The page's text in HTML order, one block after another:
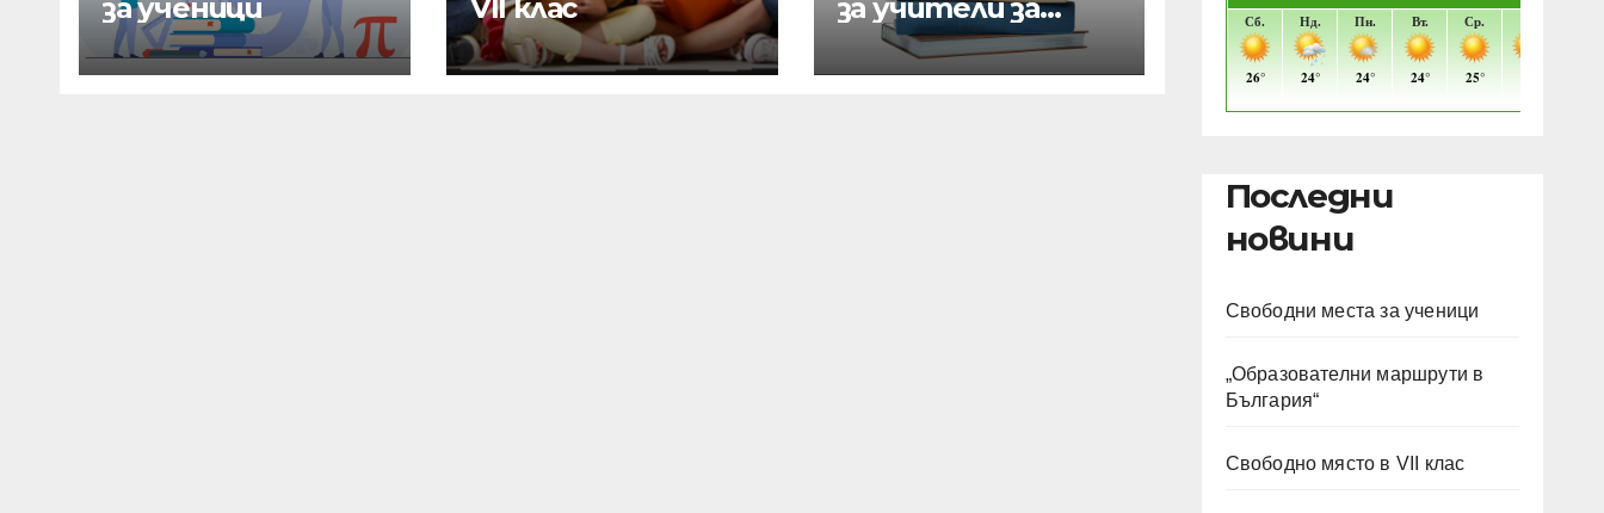
за ученици
VII клас
за учители за
учебната
2026/2027 год.
Последни
новини
Свободни места за ученици
„Образователни маршрути в
България“
Свободно място в VII клас